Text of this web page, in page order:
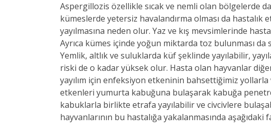
Aspergillozis özellikle sıcak ve nemli olan bölgelerde
kümeslerde yetersiz havalandırma olması da
yayılmasına neden olur. Yaz ve kış mevsimlerinde
Ayrıca kümes içinde yoğun miktarda toz bulunması
Yemlik, altlık ve suluklarda küf şeklinde yayılabilir,
riski de o kadar yüksek olur. Hasta olan hayvanlar
yayılım için enfeksiyon etkeninin bahsettiğimiz
etkenleri yumurta kabuğuna bulaşarak kabuğa
kabuklarla birlikte etrafa yayılabilir ve civcivlere
hayvanlarının bu hastalığa yakalanmasında